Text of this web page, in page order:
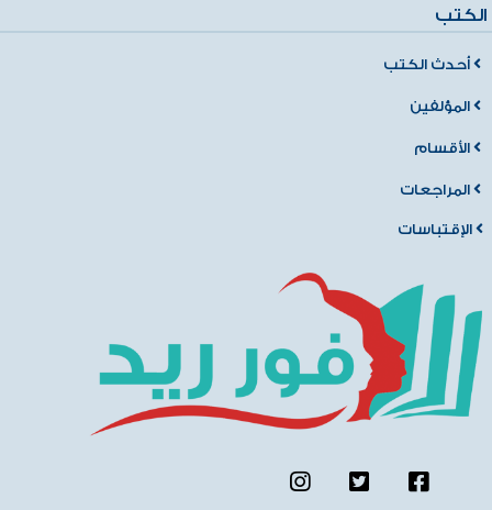
الكتب
أحدث الكتب
المؤلفين
الأقسام
المراجعات
الإقتباسات